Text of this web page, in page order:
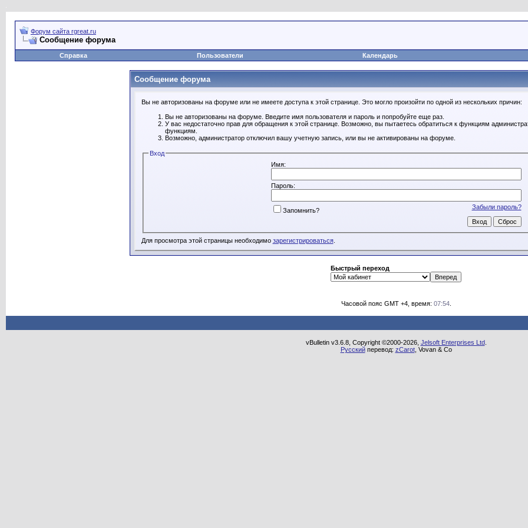
Форум сайта rgreat.ru
Сообщение форума
Справка
Пользователи Календарь
Сообщение форума
Вы не авторизованы на форуме или не имеете доступа к этой странице. Это могло произойти по одной из нескольких причин:
Вы не авторизованы на форуме. Введите имя пользователя и пароль и попробуйте еще раз.
У вас недостаточно прав для обращения к этой странице. Возможно, вы пытаетесь обратиться к функциям
функциям.
Возможно, администратор отключил вашу учетную запись, или вы не активированы на форуме.
Вход
Имя:
Пароль:
Забыли пароль?
Запомнить?
Для просмотра этой страницы необходимо зарегистрироваться.
Быстрый переход
Часовой пояс GMT +4, время: 07:54.
vBulletin v3.6.8, Copyright ©2000-2026, Jelsoft Enterprises Ltd.
Русскийперевод: zCarot, Vovan & Co